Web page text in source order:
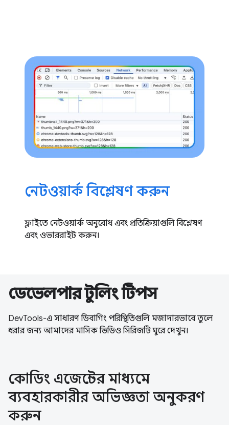
নেটওয়ার্ক বিশ্লেষণ করুন
ফ্লাইতে নেটওয়ার্ক অনুরোধ এবং প্রতিক্রিয়াগুলি বিশ্লেষণ
এবং ওভাররাইট করুন।
ডেভেলপার টুলিং টিপস
DevTools-এ সাধারণ ডিবাগিং পরিস্থিতিগুলি মজাদারভাবে তুলে
ধরার জন্য আমাদের মাসিক ভিডিও সিরিজটি ঘুরে দেখুন।
কোডিং এজেন্টের মাধ্যমে
ব্যবহারকারীর অভিজ্ঞতা অনুকরণ
করুন